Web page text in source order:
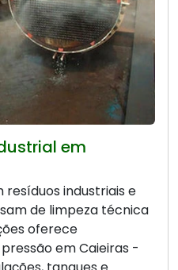
em
resíduos industriais e
de limpeza técnica
oferece
em Caieiras -